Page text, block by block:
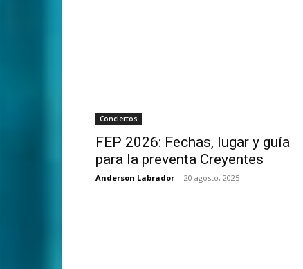
Conciertos
FEP 2026: Fechas, lugar y guía
para la preventa Creyentes
Anderson Labrador - 20 agosto, 2025